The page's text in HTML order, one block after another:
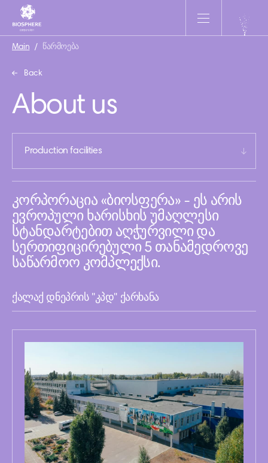
Main / წარმოება
Back
About us
Production facilities
კორპორაცია «ბიოსფერა» - ეს არის
ევროპული ხარისხის უმაღლესი
სტანდარტებით აღჭურვილი და
სერთიფიცირებული 5 თანამედროვე
საწარმოო კომპლექსი.
ქალაქ დნეპრის "კპდ" ქარხანა